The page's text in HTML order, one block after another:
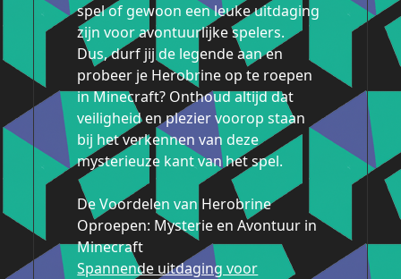
spel of gewoon een leuke uitdaging
zijn voor avontuurlijke spelers.
Dus, durf jij de legende aan en
probeer je Herobrine op te roepen
in Minecraft? Onthoud altijd dat
veiligheid en plezier voorop staan
bij het verkennen van deze
mysterieuze kant van het spel.
De Voordelen van Herobrine
Oproepen: Mysterie en Avontuur in
Minecraft
Spannende uitdaging voor